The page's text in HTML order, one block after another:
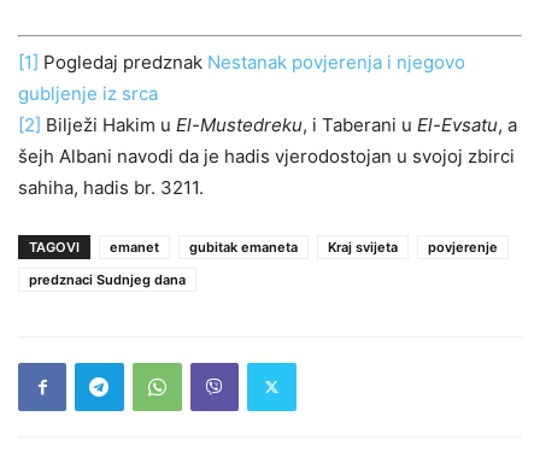
[1] Pogledaj predznak Nestanak povjerenja i njegovo
gubljenje iz srca
[2] Bilježi Hakim u El-Mustedreku, i Taberani u El-Evsatu, a
šejh Albani navodi da je hadis vjerodostojan u svojoj zbirci
sahiha, hadis br. 3211.
TAGOVI emanet gubitak emaneta Kraj svijeta
povjerenje
predznaci Sudnjeg dana